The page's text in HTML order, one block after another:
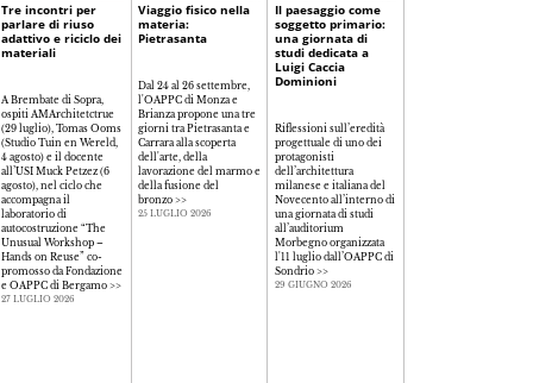
Tre incontri per
parlare di riuso
adattivo e riciclo dei
materiali
A Brembate di Sopra,
ospiti AMArchitetctrue
(29 luglio), Tomas Ooms
(Studio Tuin en Wereld,
4 agosto) e il docente
all’USI Muck Petzez (6
agosto), nel ciclo che
accompagna il
laboratorio di
autocostruzione “The
Unusual Workshop –
Hands on Reuse” co-
promosso da Fondazione
e OAPPC di Bergamo >>
27 LUGLIO 2026
Viaggio fisico nella
materia:
Pietrasanta
Dal 24 al 26 settembre,
l'OAPPC di Monza e
Brianza propone una tre
giorni tra Pietrasanta e
Carrara alla scoperta
dell'arte, della
lavorazione del marmo e
della fusione del
bronzo>>
25 LUGLIO 2026
Il paesaggio come
soggetto primario:
una giornata di
studi dedicata a
Luigi Caccia
Dominioni
Riflessioni sull’eredità
progettuale di uno dei
protagonisti
dell’architettura
milanese e italiana del
Novecento all’interno di
una giornata di studi
all’auditorium
Morbegno organizzata
l'11 luglio dall’OAPPC di
Sondrio>>
29 GIUGNO 2026